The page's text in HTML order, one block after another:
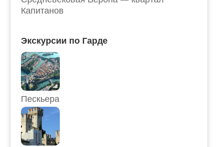
Капитанов
Экскурсии по Гарде
Пескьера